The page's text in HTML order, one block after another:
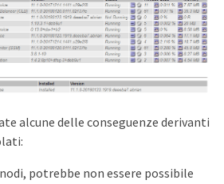
alcune delle conseguenze derivanti
potrebbe non essere possibile